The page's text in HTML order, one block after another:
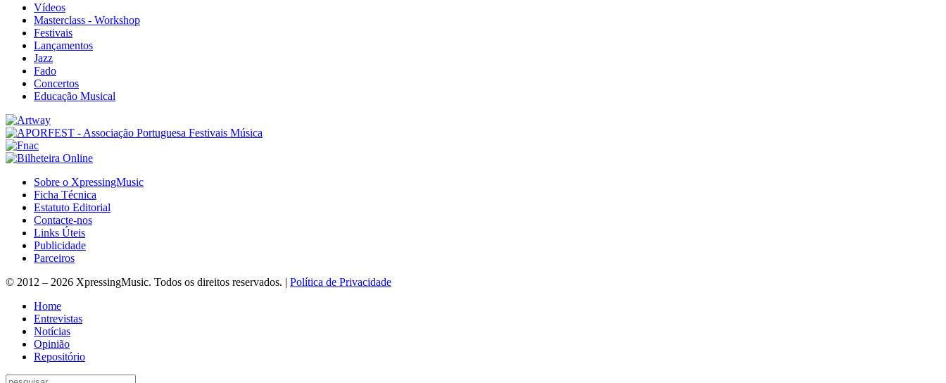
Vídeos
Masterclass - Workshop
Festivais
Lançamentos
Jazz
Fado
Concertos
Educação Musical
Sobre o XpressingMusic
Ficha Técnica
Estatuto Editorial
Contacte-nos
Links Úteis
Publicidade
Parceiros
© 2012 – 2026 XpressingMusic. Todos os direitos reservados. | Política de Privacidade
Home
Entrevistas
Notícias
Opinião
Repositório